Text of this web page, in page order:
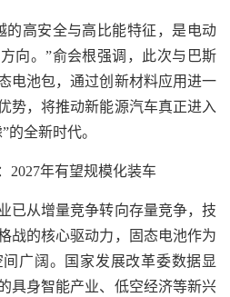
高安全与高比能特征，是电动
向。”俞会根强调，此次与巴斯
电池包，通过创新材料应用进一
势，将推动新能源汽车真正进入
的全新时代。
年有望规模化装车
从增量竞争转向存量竞争，技
战的核心驱动力，固态电池作为
广阔。国家发展改革委数据显
具身智能产业、低空经济等新兴